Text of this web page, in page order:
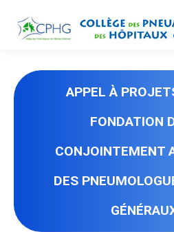
APPEL À
FONDATION
CONJOINTEMENT
DES